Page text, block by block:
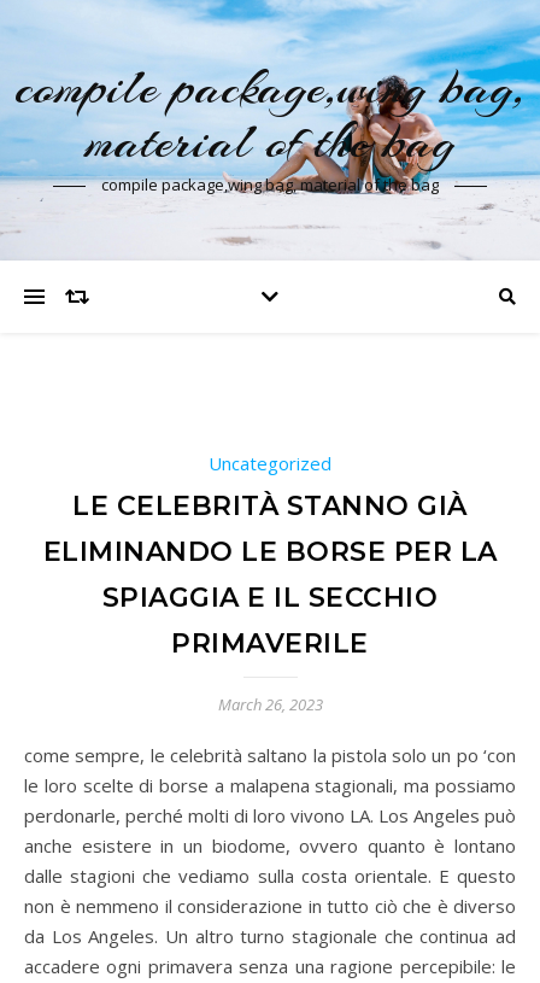
compile package,wing bag,
material of the bag
compile package,wing bag, material of the bag
Uncategorized
LE CELEBRITÀ STANNO GIÀ
ELIMINANDO LE BORSE PER LA
SPIAGGIA E IL SECCHIO
PRIMAVERILE
March 26, 2023
come sempre, le celebrità saltano la pistola solo un po ‘con
le loro scelte di borse a malapena stagionali, ma possiamo
perdonarle, perché molti di loro vivono LA. Los Angeles può
anche esistere in un biodome, ovvero quanto è lontano
dalle stagioni che vediamo sulla costa orientale. E questo
non è nemmeno il considerazione in tutto ciò che è diverso
da Los Angeles. Un altro turno stagionale che continua ad
accadere ogni primavera senza una ragione percepibile: le